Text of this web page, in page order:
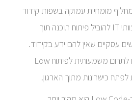
מומחיות עמוקה בשפות קידוד
מסורתיות. מאפשר לצוותי IT להוביל פיתוח תוכנה תוך
עסקיים שאין להם ידע בקידוד.
משתמשים אלה יכולים לתרום משמעותית לפיתוח Low